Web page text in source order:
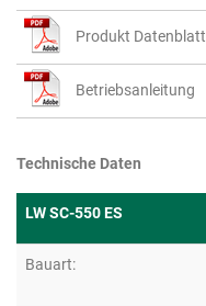
Produkt Datenblatt
Betriebsanleitung
Technische Daten
LW SC-550 ES
Bauart: